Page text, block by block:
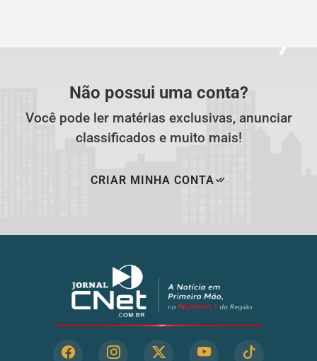
Não possui uma conta?
Você pode ler matérias exclusivas, anunciar
classificados e muito mais!
CRIAR MINHA CONTA